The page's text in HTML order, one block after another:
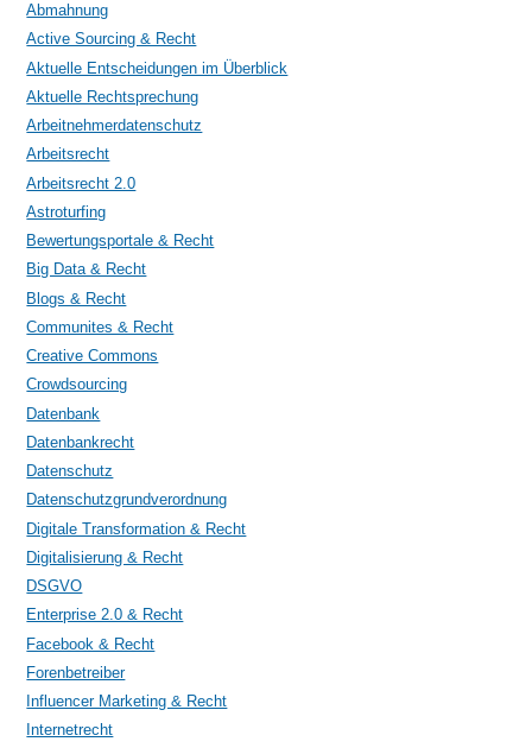
Abmahnung
Active Sourcing & Recht
Aktuelle Entscheidungen im Überblick
Aktuelle Rechtsprechung
Arbeitnehmerdatenschutz
Arbeitsrecht
Arbeitsrecht 2.0
Astroturfing
Bewertungsportale & Recht
Big Data & Recht
Blogs & Recht
Communites & Recht
Creative Commons
Crowdsourcing
Datenbank
Datenbankrecht
Datenschutz
Datenschutzgrundverordnung
Digitale Transformation & Recht
Digitalisierung & Recht
DSGVO
Enterprise 2.0 & Recht
Facebook & Recht
Forenbetreiber
Influencer Marketing & Recht
Internetrecht